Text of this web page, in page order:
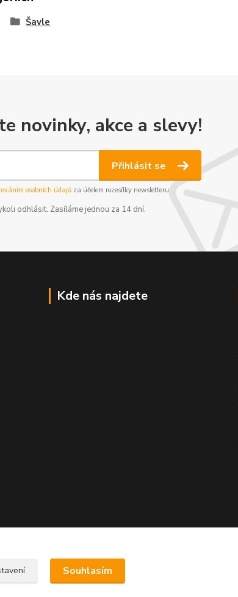
Šavle
novinky, akce a slevy!
Přihlásit se
osobních údajůza účelem rozesílky newsletteru.
odhlásit. Zasíláme jednou za 14 dní.
Kde nás najdete
Souhlasím